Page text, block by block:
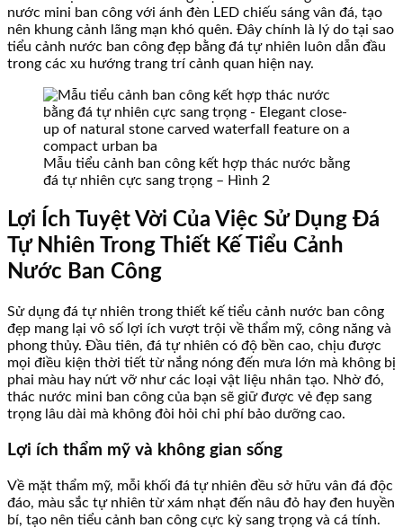
nước mini ban công với ánh đèn LED chiếu sáng vân đá, tạo
nên khung cảnh lãng mạn khó quên. Đây chính là lý do tại sao
tiểu cảnh nước ban công đẹp bằng đá tự nhiên luôn dẫn đầu
trong các xu hướng trang trí cảnh quan hiện nay.
Mẫu tiểu cảnh ban công kết hợp thác nước bằng
đá tự nhiên cực sang trọng – Hình 2
Lợi Ích Tuyệt Vời Của Việc Sử Dụng Đá
Tự Nhiên Trong Thiết Kế Tiểu Cảnh
Nước Ban Công
Sử dụng đá tự nhiên trong thiết kế tiểu cảnh nước ban công
đẹp mang lại vô số lợi ích vượt trội về thẩm mỹ, công năng và
phong thủy. Đầu tiên, đá tự nhiên có độ bền cao, chịu được
mọi điều kiện thời tiết từ nắng nóng đến mưa lớn mà không bị
phai màu hay nứt vỡ như các loại vật liệu nhân tạo. Nhờ đó,
thác nước mini ban công của bạn sẽ giữ được vẻ đẹp sang
trọng lâu dài mà không đòi hỏi chi phí bảo dưỡng cao.
Lợi ích thẩm mỹ và không gian sống
Về mặt thẩm mỹ, mỗi khối đá tự nhiên đều sở hữu vân đá độc
đáo, màu sắc tự nhiên từ xám nhạt đến nâu đỏ hay đen huyền
bí, tạo nên tiểu cảnh ban công cực kỳ sang trọng và cá tính.